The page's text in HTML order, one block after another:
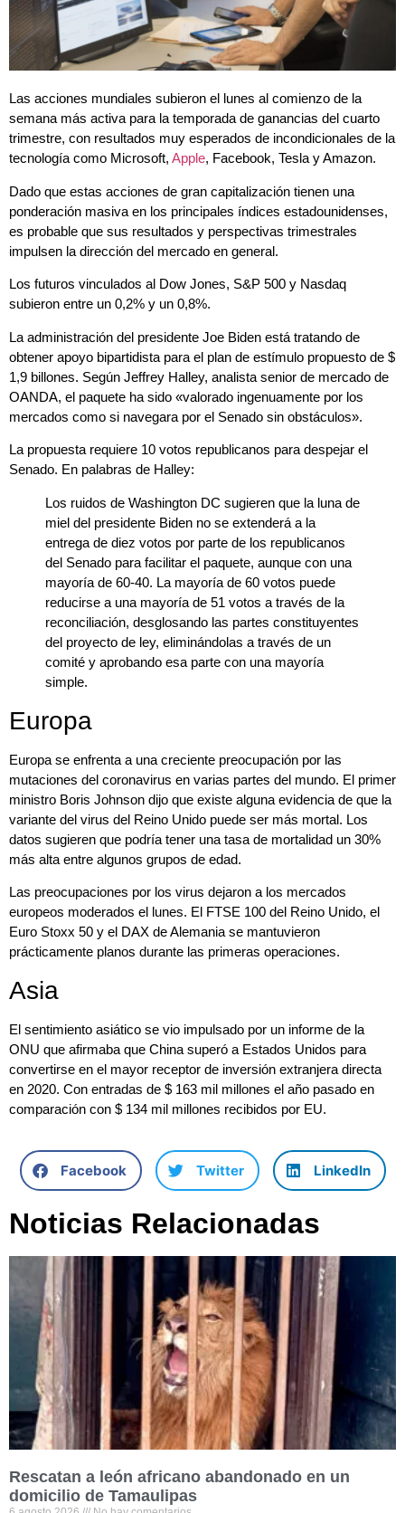
Las acciones mundiales subieron el lunes al comienzo de la
semana más activa para la temporada de ganancias del cuarto
trimestre, con resultados muy esperados de incondicionales de la
tecnología como Microsoft, Apple, Facebook, Tesla y Amazon.
Dado que estas acciones de gran capitalización tienen una
ponderación masiva en los principales índices estadounidenses,
es probable que sus resultados y perspectivas trimestrales
impulsen la dirección del mercado en general.
Los futuros vinculados al Dow Jones, S&P 500 y Nasdaq
subieron entre un 0,2% y un 0,8%.
La administración del presidente Joe Biden está tratando de
obtener apoyo bipartidista para el plan de estímulo propuesto de $
1,9 billones. Según Jeffrey Halley, analista senior de mercado de
OANDA, el paquete ha sido «valorado ingenuamente por los
mercados como si navegara por el Senado sin obstáculos».
La propuesta requiere 10 votos republicanos para despejar el
Senado. En palabras de Halley:
Los ruidos de Washington DC sugieren que la luna de
miel del presidente Biden no se extenderá a la
entrega de diez votos por parte de los republicanos
del Senado para facilitar el paquete, aunque con una
mayoría de 60-40. La mayoría de 60 votos puede
reducirse a una mayoría de 51 votos a través de la
reconciliación, desglosando las partes constituyentes
del proyecto de ley, eliminándolas a través de un
comité y aprobando esa parte con una mayoría
simple.
Europa
Europa se enfrenta a una creciente preocupación por las
mutaciones del coronavirus en varias partes del mundo. El primer
ministro Boris Johnson dijo que existe alguna evidencia de que la
variante del virus del Reino Unido puede ser más mortal. Los
datos sugieren que podría tener una tasa de mortalidad un 30%
más alta entre algunos grupos de edad.
Las preocupaciones por los virus dejaron a los mercados
europeos moderados el lunes. El FTSE 100 del Reino Unido, el
Euro Stoxx 50 y el DAX de Alemania se mantuvieron
prácticamente planos durante las primeras operaciones.
Asia
El sentimiento asiático se vio impulsado por un informe de la
ONU que afirmaba que China superó a Estados Unidos para
convertirse en el mayor receptor de inversión extranjera directa
en 2020. Con entradas de $ 163 mil millones el año pasado en
comparación con $ 134 mil millones recibidos por EU.
Facebook Twitter LinkedIn
Noticias Relacionadas
Rescatan a león africano abandonado en un
domicilio de Tamaulipas